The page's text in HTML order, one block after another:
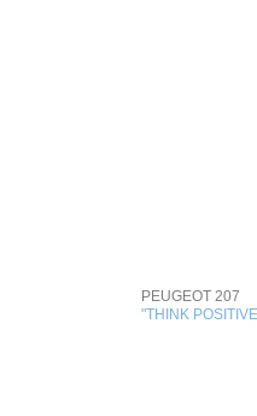
PEUGEOT 207
"THINK